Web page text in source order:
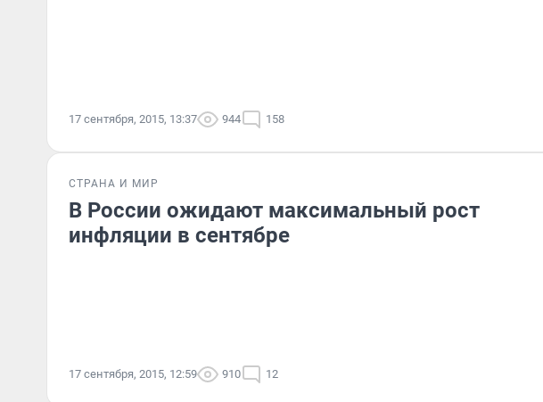
17 сентября, 2015, 13:37 944 158
СТРАНА И МИР
В России ожидают максимальный рост
инфляции в сентябре
17 сентября, 2015, 12:59 910 12